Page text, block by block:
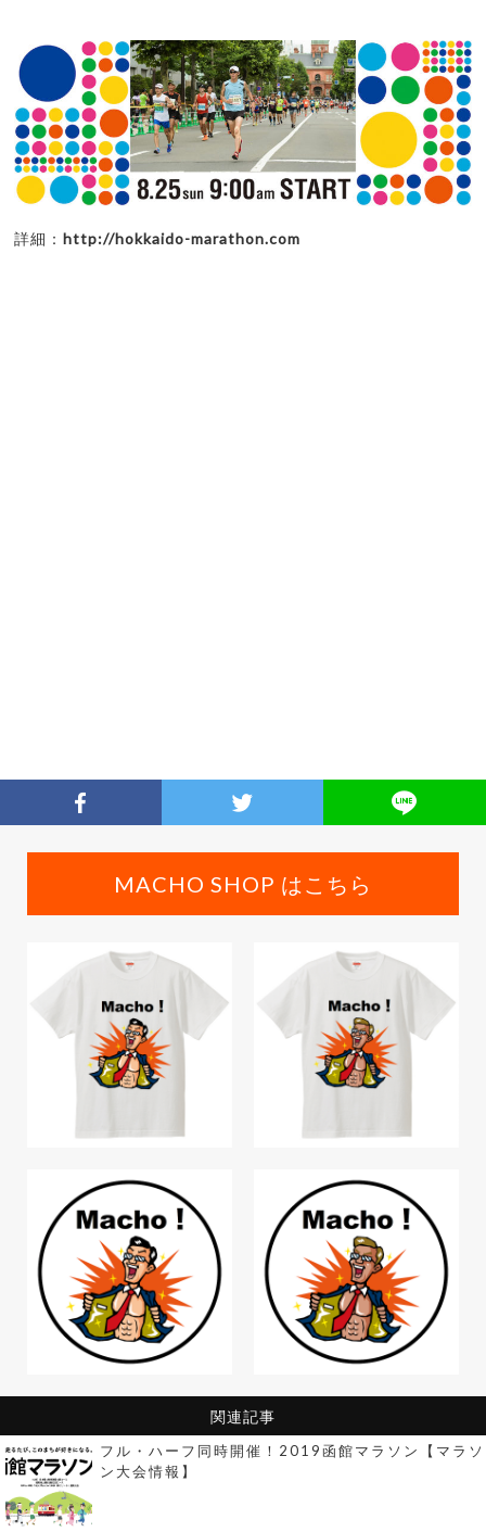
詳細：http://hokkaido-marathon.com
MACHO SHOP はこちら
関連記事
フル・ハーフ同時開催！2019函館マラソン【マラソ
ン大会情報】